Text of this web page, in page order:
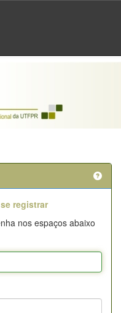
registrar
nos espaços abaixo